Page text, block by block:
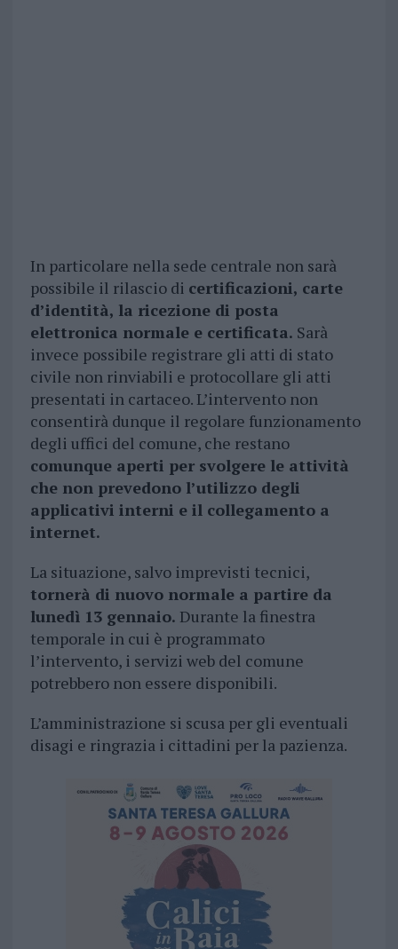
In particolare nella sede centrale non sarà
possibile il rilascio di certificazioni, carte
d’identità, la ricezione di posta
elettronica normale e certificata. Sarà
invece possibile registrare gli atti di stato
civile non rinviabili e protocollare gli atti
presentati in cartaceo. L’intervento non
consentirà dunque il regolare funzionamento
degli uffici del comune, che restano
comunque aperti per svolgere le attività
che non prevedono l’utilizzo degli
applicativi interni e il collegamento a
internet.
La situazione, salvo imprevisti tecnici,
tornerà di nuovo normale a partire da
lunedì 13 gennaio. Durante la finestra
temporale in cui è programmato
l’intervento, i servizi web del comune
potrebbero non essere disponibili.
L’amministrazione si scusa per gli eventuali
disagi e ringrazia i cittadini per la pazienza.